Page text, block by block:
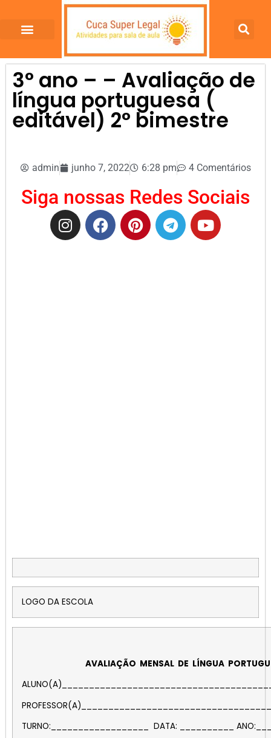
3° ano – – Avaliação de
língua portuguesa (
editável) 2° bimestre
admin junho 7, 2022 6:28 pm 4 Comentários
Siga nossas Redes Sociais
LOGO DA ESCOLA
AVALIAÇÃO MENSAL DE LÍNGUA
TURNO:__________________ DATA: __________